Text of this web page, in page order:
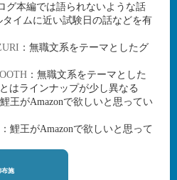
グ本編では語られないような話
イムに近い試験日の話などを有
：無職文系をテーマとしたグ
：無職文系をテーマとした
はラインナップが少し異なる
鯉王がAmazonで欲しいと思ってい
：鯉王がAmazonで欲しいと思って